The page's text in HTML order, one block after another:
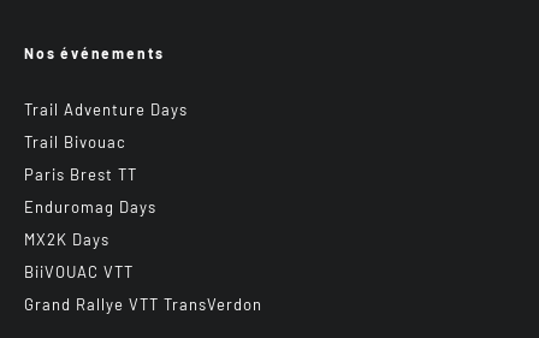
Nos événements
Trail Adventure Days
Trail Bivouac
Paris Brest TT
Enduromag Days
MX2K Days
BiiVOUAC VTT
Grand Rallye VTT TransVerdon